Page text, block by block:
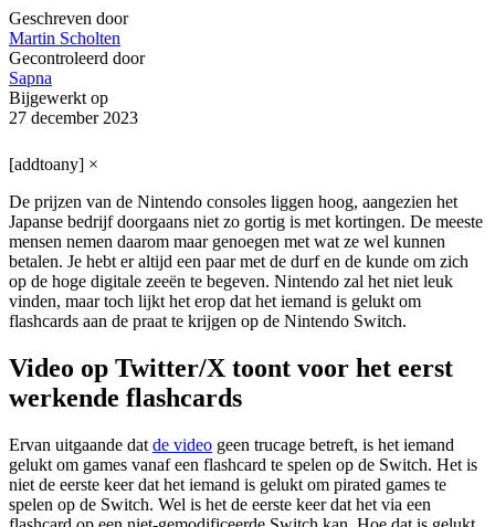
Geschreven door
Martin Scholten
Gecontroleerd door
Sapna
Bijgewerkt op
27 december 2023
[addtoany] ×
De prijzen van de Nintendo consoles liggen hoog, aangezien het
Japanse bedrijf doorgaans niet zo gortig is met kortingen. De meeste
mensen nemen daarom maar genoegen met wat ze wel kunnen
betalen. Je hebt er altijd een paar met de durf en de kunde om zich
op de hoge digitale zeeën te begeven. Nintendo zal het niet leuk
vinden, maar toch lijkt het erop dat het iemand is gelukt om
flashcards aan de praat te krijgen op de Nintendo Switch.
Video op Twitter/X toont voor het eerst
werkende flashcards
Ervan uitgaande dat de video geen trucage betreft, is het iemand
gelukt om games vanaf een flashcard te spelen op de Switch. Het is
niet de eerste keer dat het iemand is gelukt om pirated games te
spelen op de Switch. Wel is het de eerste keer dat het via een